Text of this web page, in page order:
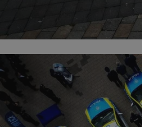
QeSessID
MvSessID
suid